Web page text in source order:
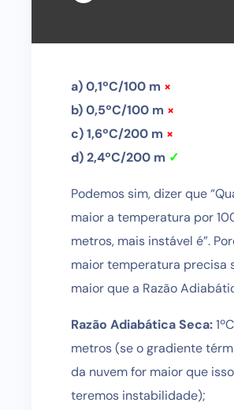
a) 0,1ºC/100 m ×
b) 0,5ºC/100 m ×
c) 1,6ºC/200 m ×
d) 2,4ºC/200 m ✓
Podemos sim, dizer que
maior a temperatura por
metros, mais instável é”.
maior temperatura precisa
maior que a Razão
Razão Adiabática Seca:
metros (se o gradiente
da nuvem for maior que
teremos instabilidade);